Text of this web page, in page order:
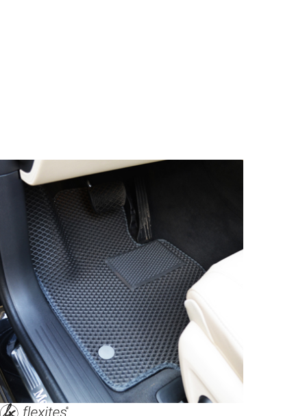
© ателье «Автоковрики
корпус 1.
На нашем сайте в целях
работоспособности
персональных данных,
браузером. Это,
и т.д. Если Вы
согласие на обработку
Положении по обработке
+7 (351) 277 91 67